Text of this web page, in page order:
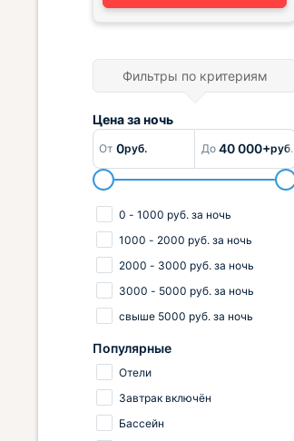
Фильтры по критериям
Цена заночь
От 0руб. До 40 000+руб.
0 - 1000 руб. за ночь
1000 - 2000 руб. за ночь
2000 - 3000 руб. за ночь
3000 - 5000 руб. за ночь
свыше 5000 руб. за ночь
Популярные
Отели
Завтрак включён
Бассейн